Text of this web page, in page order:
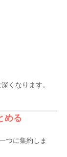
くなります。
める
つに集約しま